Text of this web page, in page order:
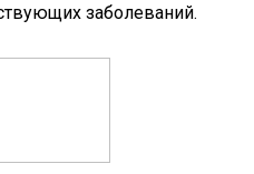
заболеваний.